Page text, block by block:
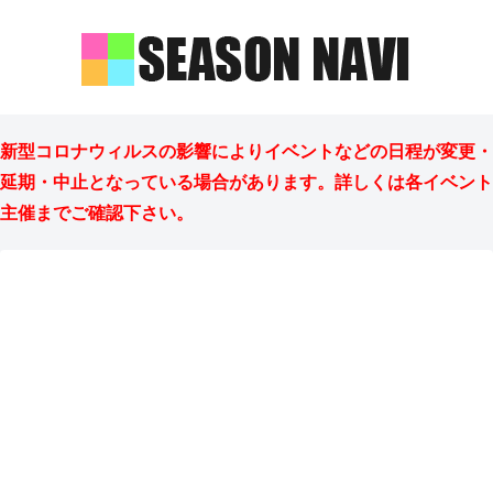
新型コロナウィルスの影響によりイベントなどの日程が変更・
延期・中止となっている場合があります。詳しくは各イベント
主催までご確認下さい。